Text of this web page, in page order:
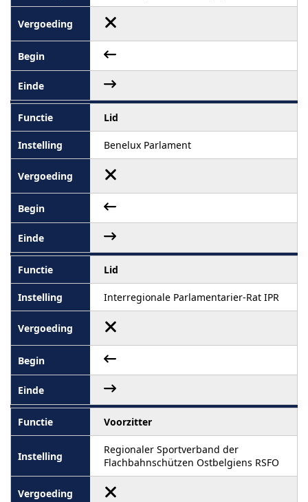
Lid
Benelux Parlament
Lid
Interregionale Parlamentarier-Rat IPR
Voorzitter
Regionaler Sportverband der
Flachbahnschützen Ostbelgiens RSFO